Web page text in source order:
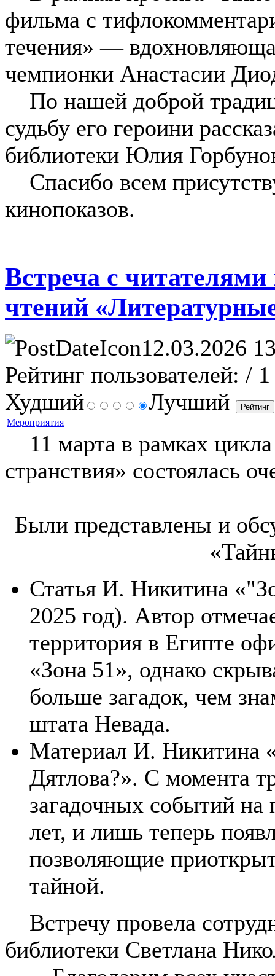
фильма с
течения» —
чемпионки Анастасии
По нашей доброй
судьбу его героини
библиотеки Юлия
Спасибо всем
кинопоказов.
Встреча с
чтений
12.03.2026
Рейтинг пользователей: / 1
Худший
Лучший
Мероприятия
11 марта в рамках
странствия» состоялась
Были представлены и
Статья И. Никитина
2025 год). Автор
территория в Египте
«Зона 51», однако
больше загадок, чем
штата Невада.
Материал И. Никитина
Дятлова?». С момента
загадочных событий на
лет, и лишь теперь
позволяющие
тайной.
Встречу провела
библиотеки Светлана